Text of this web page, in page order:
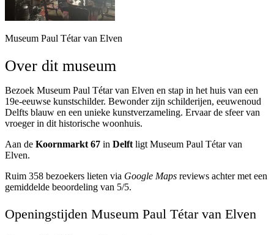
Museum Paul Tétar van Elven
Over dit museum
Bezoek Museum Paul Tétar van Elven en stap in het huis van een
19e-eeuwse kunstschilder. Bewonder zijn schilderijen, eeuwenoud
Delfts blauw en een unieke kunstverzameling. Ervaar de sfeer van
vroeger in dit historische woonhuis.
Aan de Koornmarkt 67 in Delft ligt Museum Paul Tétar van
Elven.
Ruim 358 bezoekers lieten via Google Maps reviews achter met een
gemiddelde beoordeling van 5/5.
Openingstijden Museum Paul Tétar van Elven